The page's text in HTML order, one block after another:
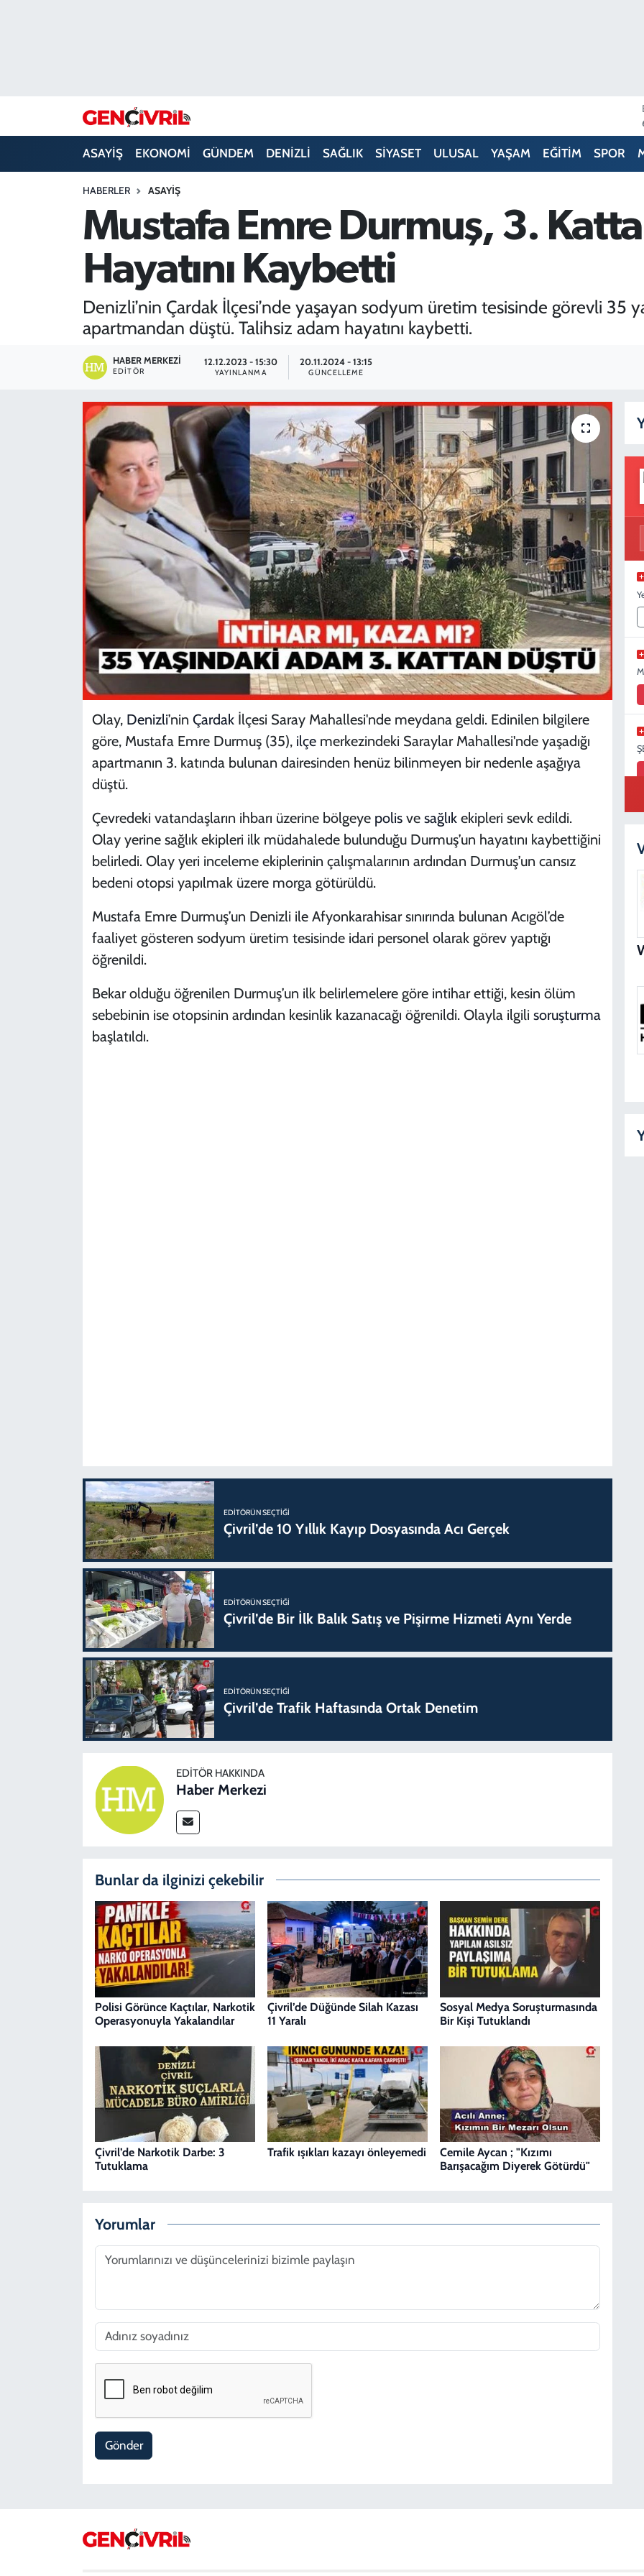
ASAYİŞ EKONOMİ GÜNDEM DENİZLİ SAĞLIK SİYASET ULUSAL YAŞAM EĞİTİM SPOR
HABERLER ASAYİŞ
Mustafa Emre Durmuş, 3.
Hayatını Kaybetti
Denizli’nin Çardak İlçesi’nde yaşayan sodyum üretim tesisinde görevli 35
apartmandan düştü. Talihsiz adam hayatını kaybetti.
HABER MERKEZI
EDITÖR
12.12.2023 - 15:30
YAYINLANMA
20.11.2024 - 13:15
GÜNCELLEME
Olay, Denizli’nin Çardakİlçesi Saray Mahallesi'nde meydana geldi. Edinilen bilgilere
göre, Mustafa Emre Durmuş (35), ilçemerkezindeki Saraylar Mahallesi'nde yaşadığı
apartmanın 3. katında bulunan dairesinden henüz bilinmeyen bir nedenle aşağıya
düştü.
Çevredeki vatandaşların ihbarı üzerine bölgeye polisve sağlıkekipleri sevk edildi.
Olay yerine sağlık ekipleri ilk müdahalede bulunduğu Durmuş’un hayatını kaybettiğini
belirledi. Olay yeri inceleme ekiplerinin çalışmalarının ardından Durmuş’un cansız
bedeni otopsi yapılmak üzere morga götürüldü.
Mustafa Emre Durmuş’un Denizli ile Afyonkarahisar sınırında bulunan Acıgöl’de
faaliyet gösteren sodyum üretim tesisinde idari personel olarak görev yaptığı
öğrenildi.
Bekar olduğu öğrenilen Durmuş’un ilk belirlemelere göre intihar ettiği, kesin ölüm
sebebinin ise otopsinin ardından kesinlik kazanacağı öğrenildi. Olayla ilgili soruşturma
başlatıldı.
EDITÖRÜN SEÇTIĞI
Çivril’de 10 Yıllık Kayıp Dosyasında Acı Gerçek
EDITÖRÜN SEÇTIĞI
Çivril’de Bir İlk Balık Satış ve Pişirme Hizmeti Aynı Yerde
EDITÖRÜN SEÇTIĞI
Çivril’de Trafik Haftasında Ortak Denetim
EDITÖR HAKKINDA
Haber Merkezi
Bunlar da ilginizi çekebilir
Polisi Görünce Kaçtılar, Narkotik
Operasyonuyla Yakalandılar
Çivril’de Düğünde Silah Kazası
11 Yaralı
Sosyal Medya Soruşturmasında
Bir Kişi Tutuklandı
Çivril’de Narkotik Darbe: 3
Tutuklama
Trafik ışıkları kazayı önleyemedi
Cemile Aycan ; "Kızımı
Barışacağım Diyerek Götürdü"
Yorumlar
Gönder
ULUSAL
SİYASET
Süper Lig Puan Durumu ve Fikstür
Haber Arşivi